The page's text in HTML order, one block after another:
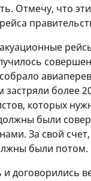
Отмечу, что
застряли более
которых
были
За свой счет,
были потом.
договорились